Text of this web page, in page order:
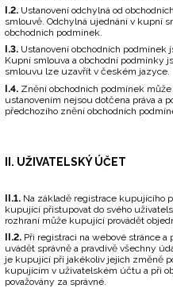
I.2. Ustanovení odchylná od
smlouvě. Odchylná ujednání v kupní
obchodních podmínek.
I.3. Ustanovení obchodních
Kupní smlouva a obchodní podmínky
smlouvu lze uzavřít v českém jazyce.
I.4. Znění obchodních podmínek
ustanovením nejsou dotčena práva a
předchozího znění obchodních
II. UŽIVATELSKÝ ÚČET
II.1. Na základě registrace kupujícího
kupující přistupovat do svého
rozhraní může kupující provádět
II.2. Při registraci na webové stránce
uvádět správně a pravdivě všechny
je kupující při jakékoliv jejich změně
kupujícím v uživatelském účtu a při
považovány za správné.